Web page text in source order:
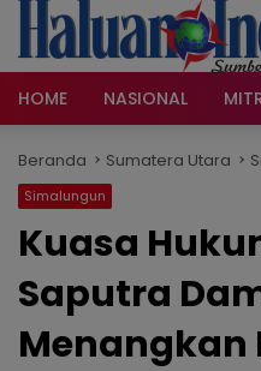
HOME NASIONAL
Beranda Sumatera Utara
Simalungun
Kuasa
Saputra
Menangkan